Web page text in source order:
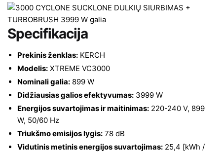
Specifikacija
Prekinis ženklas: KERCH
Modelis: XTREME VC3000
Nominali galia: 899 W
Didžiausias galios efektyvumas: 3999 W
Energijos suvartojimas ir maitinimas: 220-240 V, 899
W, 50/60 Hz
Triukšmo emisijos lygis: 78 dB
Vidutinis metinis energijos suvartojimas: 25,4 [kWh /